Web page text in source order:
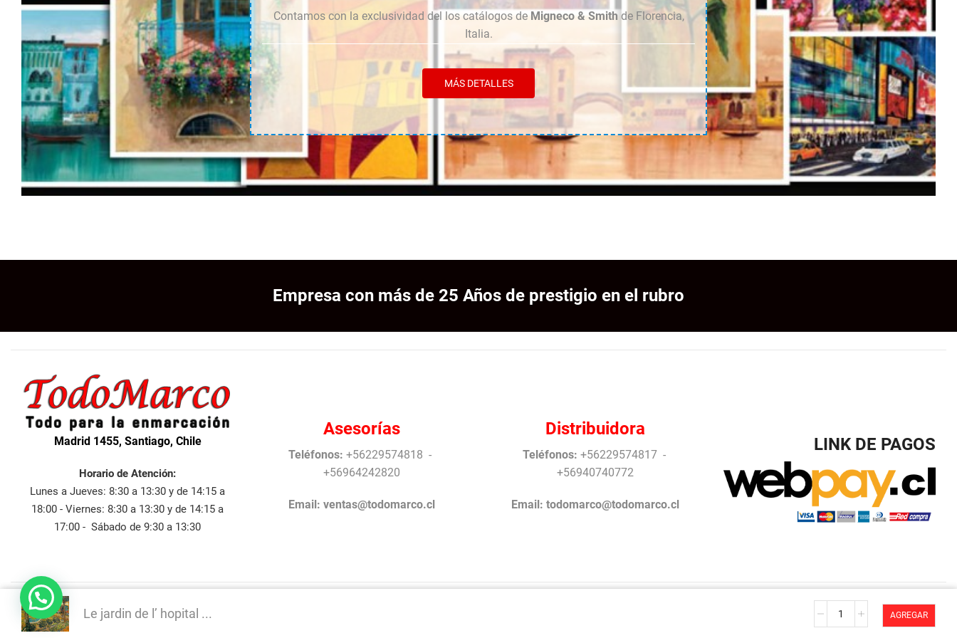
Contamos con la exclusividad del los catálogos de Migneco & Smith de Florencia,
Italia.
MÁS DETALLES
Empresa con más de 25 Años de prestigio en el rubro
Madrid 1455, Santiago, Chile
Horario de Atención:
Lunes a Jueves: 8:30 a 13:30 y de 14:15 a
18:00 - Viernes: 8:30 a 13:30 y de 14:15 a
17:00 - Sábado de 9:30 a 13:30
Asesorías
Teléfonos: +56229574818 -
+56964242820
Email: ventas@todomarco.cl
Distribuidora
Teléfonos: +56229574817 -
+56940740772
Email:todomarco@todomarco.cl
LINK DE PAGOS
Le jardin de l’ hopital ... AGREGAR